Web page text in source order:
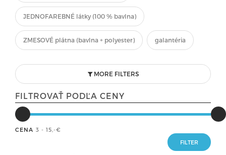
JEDNOFAREBNÉ látky (100 % bavlna)
ZMESOVÉ plátna (bavlna + polyester) galantéria
MORE FILTERS
FILTROVAŤ PODĽA CENY
CENA 3 - 15 ,-€